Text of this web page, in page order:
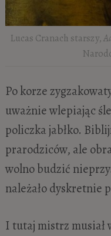
Lucas Cranach starszy,
Po korze
uważnie wlepiając
policzka jabłko.
prarodziców, ale
wolno budzić
należało dyskretnie
I tutaj mistrz musiał